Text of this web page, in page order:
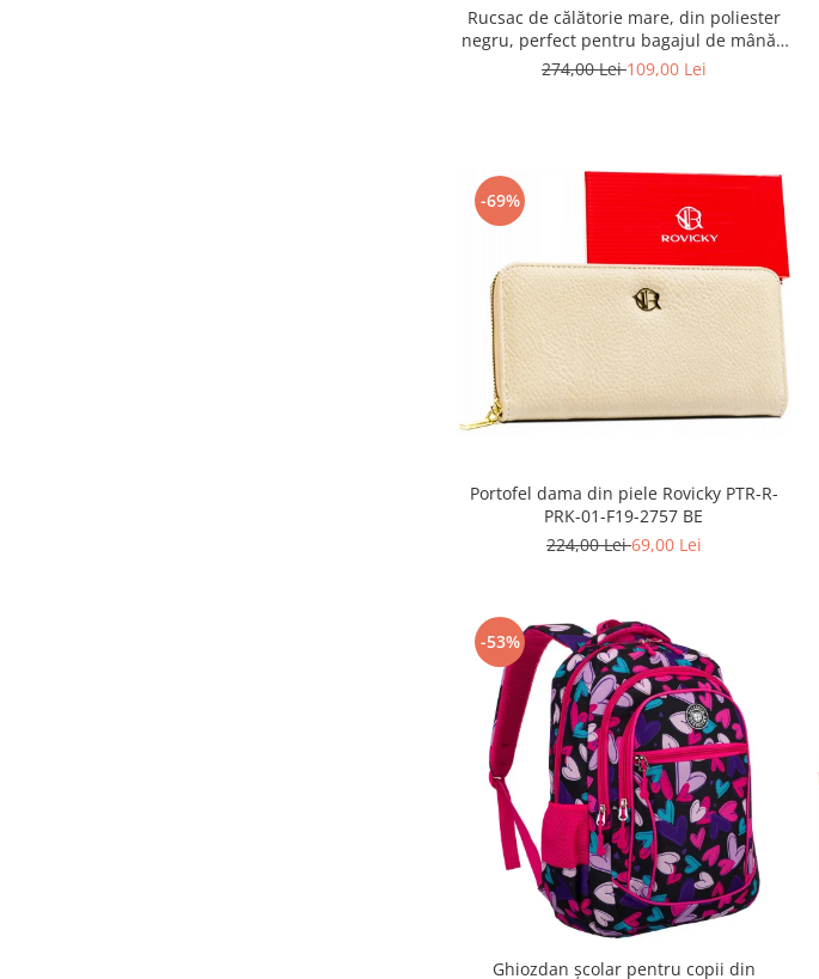
Rucsac de călătorie mare, din poliester
negru, perfect pentru bagajul de mână -
Rovicky PTR-R-BHX-05-1020 BLACK
274,00 Lei109,00 Lei
-69%
Portofel dama din piele Rovicky PTR-R-
PRK-01-F19-2757 BE
224,00 Lei69,00 Lei
-53%
Ghiozdan școlar pentru copii din